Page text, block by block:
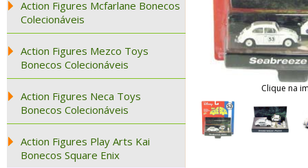
Action Figures Mcfarlane Bonecos
Colecionáveis
Action Figures Mezco Toys
Bonecos Colecionáveis
Action Figures Neca Toys
Bonecos Colecionáveis
Action Figures Play Arts Kai
Bonecos Square Enix
Clique na